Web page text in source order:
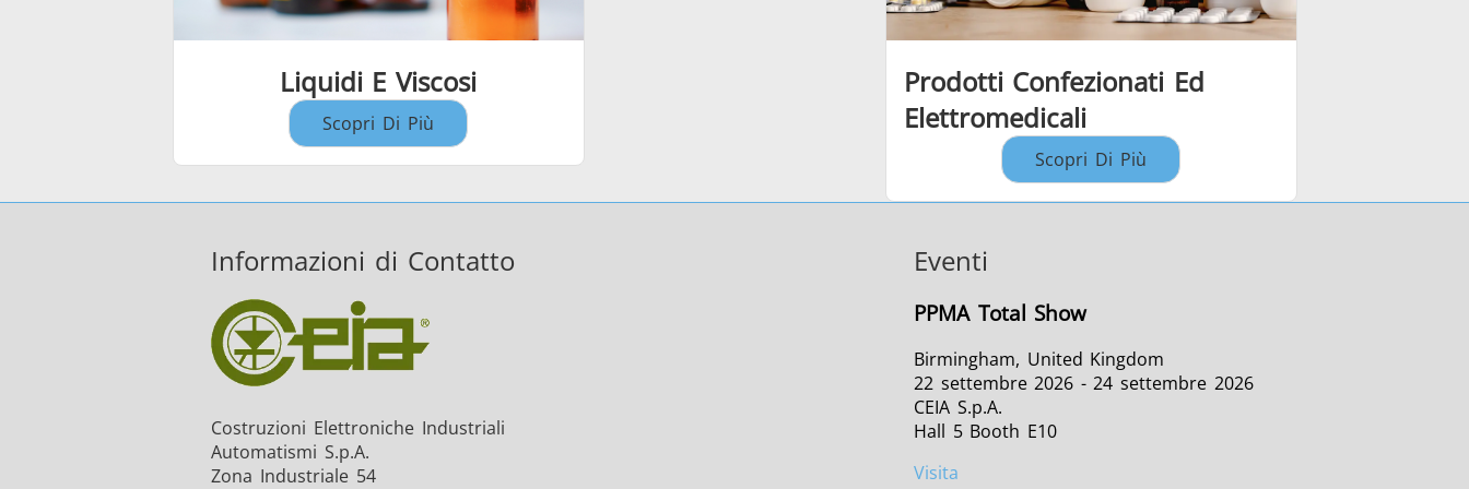
Liquidi E Viscosi
Scopri Di Più
Prodotti Confezionati Ed
Elettromedicali
Scopri Di Più
Informazioni di Contatto
Costruzioni Elettroniche Industriali
Automatismi S.p.A.
Zona Industriale 54
Eventi
PPMA Total Show
Birmingham, United Kingdom
22 settembre 2026 - 24 settembre 2026
CEIA S.p.A.
Hall 5 Booth E10
Visita